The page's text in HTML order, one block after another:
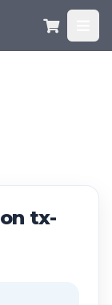
tx-